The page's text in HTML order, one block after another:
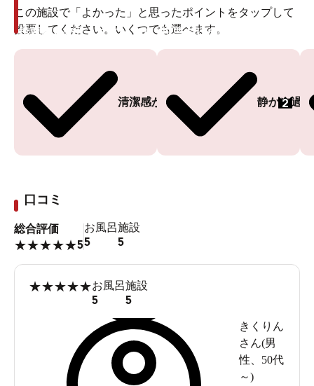
この施設で「よかった」と思ったポイントをタップして
投票してください。いくつでも選べます。
清潔感がある
投票ありがとうございます
静かに過
2
投票ありがとうございます
口コミ
総合評価
★★★★★5
お風呂
5
施設
5
★★★★★お風呂
5
施設
5
きくりん
さん(男
性
50代
～)